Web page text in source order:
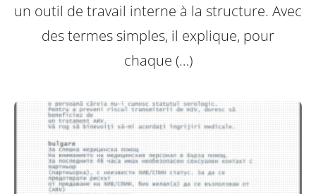
un outil de travail interne à la structure. Avec
des termes simples, il explique, pour
chaque (…)